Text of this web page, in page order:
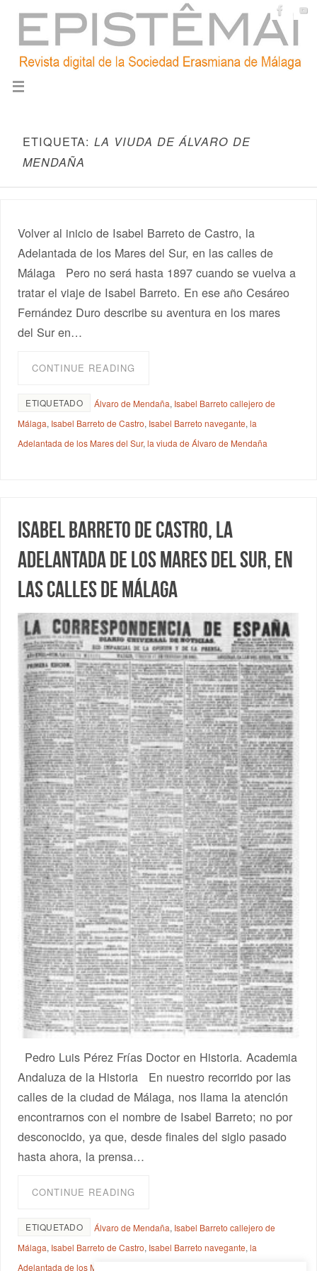
ETIQUETA: LA VIUDA DE ÁLVARO DE
MENDAÑA
Volver al inicio de Isabel Barreto de Castro, la
Adelantada de los Mares del Sur, en las calles de
Málaga Pero no será hasta 1897 cuando se vuelva a
tratar el viaje de Isabel Barreto. En ese año Cesáreo
Fernández Duro describe su aventura en los mares
del Sur en…
CONTINUE READING
ETIQUETADO Álvaro de Mendaña, Isabel Barreto callejero de
Málaga, Isabel Barreto de Castro, Isabel Barreto navegante,la
Adelantada de los Mares del Sur,la viuda de Álvaro de Mendaña
Isabel Barreto de Castro, la
Adelantada de los Mares del Sur, en
las calles de Málaga
Pedro Luis Pérez Frías Doctor en Historia. Academia
Andaluza de la Historia En nuestro recorrido por las
calles de la ciudad de Málaga, nos llama la atención
encontrarnos con el nombre de Isabel Barreto; no por
desconocido, ya que, desde finales del siglo pasado
hasta ahora, la prensa…
CONTINUE READING
ETIQUETADO Álvaro de Mendaña, Isabel Barreto callejero de
Málaga, Isabel Barreto de Castro, Isabel Barreto navegante,la
Adelantada de los Mares del Sur